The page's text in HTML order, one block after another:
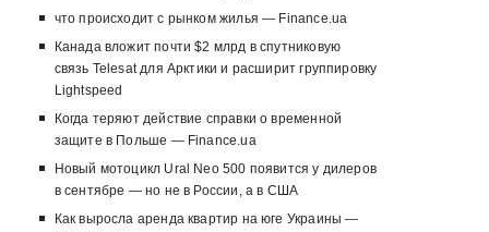
что происходит с рынком жилья — Finance.ua
Канада вложит почти $2 млрд в спутниковую
связь Telesat для Арктики и расширит группировку
Lightspeed
Когда теряют действие справки о временной
защите в Польше — Finance.ua
Новый мотоцикл Ural Neo 500 появится у дилеров
в сентябре — но не в России, а в США
Как выросла аренда квартир на юге Украины —